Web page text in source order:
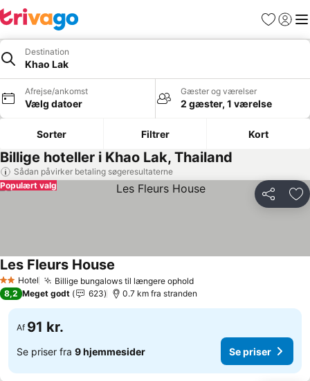
Favoritter
Log ind
Destination
Khao Lak
Afrejse/ankomst
Vælg datoer
Gæster og værelser
2 gæster, 1 værelse
Sorter Filtrer Kort
Billige hoteller i Khao Lak, Thailand
Sådan påvirker betaling søgeresultaterne
Del
Populært valg
2 Stjerner
Hotel Billige bungalows til længere ophold
Les Fleurs House
8,2 Meget godt 623 0.7 km fra stranden
Af 91 kr.
Se priser fra 9 hjemmesider Se priser